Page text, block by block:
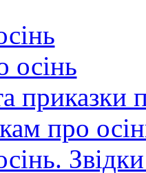
осінь
приказки
про